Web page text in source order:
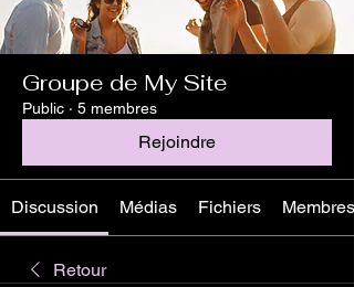
Groupe de My Site
Public · 5 membres
Rejoindre
Discussion Médias Fichiers Membres
Retour